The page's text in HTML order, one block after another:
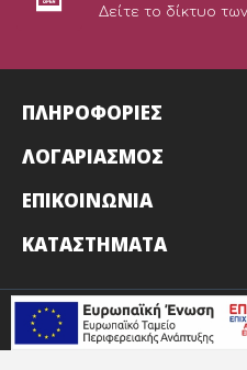
Δείτε το δίκτυο
ΠΛΗΡΟΦΟΡΙΕΣ
ΛΟΓΑΡΙΑΣΜΟΣ
ΕΠΙΚΟΙΝΩΝΙΑ
ΚΑΤΑΣΤΉΜΑΤΑ
Hosted & Supported